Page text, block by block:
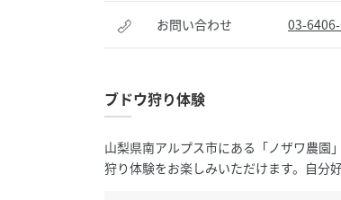
お問い合わせ 03-
ブドウ狩り体験
山梨県南アルプス市にある「ノザワ農園
狩り体験をお楽しみいただけます。自分